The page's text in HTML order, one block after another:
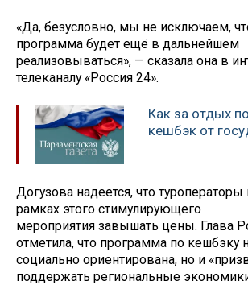
«Да, безусловно, мы не исключаем,
программа будет ещё в дальнейшем
реализовываться», — сказала она в
телеканалу «Россия 24».
Как за отдых
кешбэк от
Догузова надеется, что туроператоры
рамках этого стимулирующего
мероприятия завышать цены. Глава
отметила, что программа по кешбэку
социально ориентирована, но и
поддержать региональные